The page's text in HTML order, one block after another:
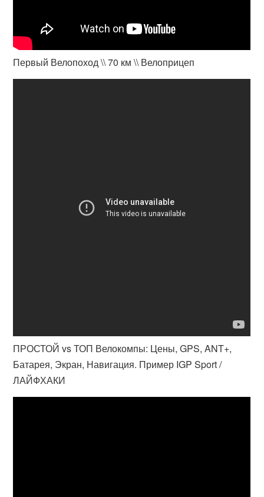
Первый Велопоход \\ 70 км \\ Велоприцеп
ПРОСТОЙ vs ТОП Велокомпы: Цены, GPS, ANT+,
Батарея, Экран, Навигация. Пример IGP Sport /
ЛАЙФХАКИ